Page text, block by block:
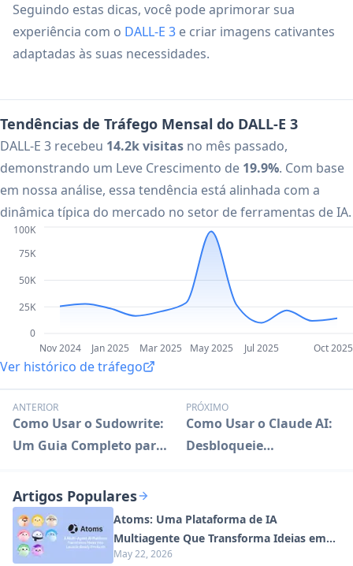
Seguindo estas dicas, você pode aprimorar sua
experiência com o DALL-E 3 e criar imagens cativantes
adaptadas às suas necessidades.
Tendências de Tráfego Mensal do DALL-E 3
DALL-E 3 recebeu 14.2k visitas no mês passado,
demonstrando um Leve Crescimento de 19.9%. Com base
em nossa análise, essa tendência está alinhada com a
dinâmica típica do mercado no setor de ferramentas de IA.
Nov 2024 Jan 2025 Mar 2025 May 2025 Jul 2025 Oct 2025
0
25K
50K
75K
100K
Ver histórico de tráfego
ANTERIOR
Como Usar o Sudowrite:
Um Guia Completo para
PRÓXIMO
Como Usar o Claude AI:
Desbloqueie
Artigos Populares
Atoms: Uma Plataforma de IA
Multiagente Que Transforma Ideias em
Produtos Prontos para Lançamento
May 22, 2026